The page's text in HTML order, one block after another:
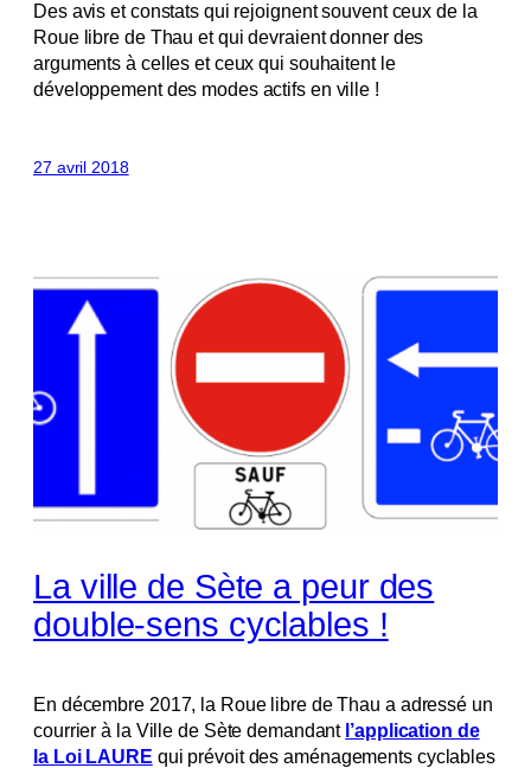
Des avis et constats qui rejoignent souvent ceux de la
Roue libre de Thau et qui devraient donner des
arguments à celles et ceux qui souhaitent le
développement des modes actifs en ville !
27 avril 2018
La ville de Sète a peur des
double-sens cyclables !
En décembre 2017, la Roue libre de Thau a adressé un
courrier à la Ville de Sète demandant l’application de
la Loi LAURE qui prévoit des aménagements cyclables